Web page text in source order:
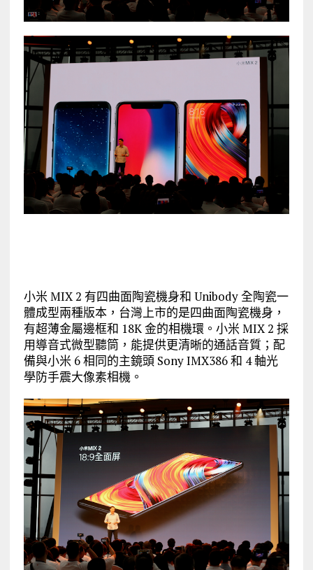
小米 MIX 2 有四曲面陶瓷機身和 Unibody 全陶瓷一
體成型兩種版本，台灣上市的是四曲面陶瓷機身，
有超薄金屬邊框和 18K 金的相機環。小米 MIX 2 採
用導音式微型聽筒，能提供更清晰的通話音質；配
備與小米 6 相同的主鏡頭 Sony IMX386 和 4 軸光
學防手震大像素相機。